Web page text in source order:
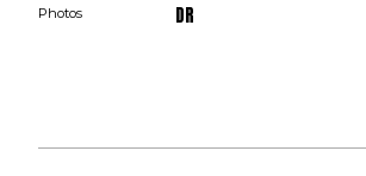
Photos DR